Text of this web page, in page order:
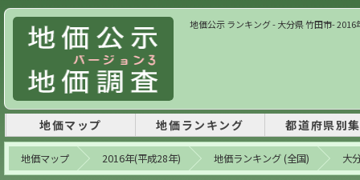
地価公示 ランキング - 大分県 竹田市-
地価マップ 地価ランキング 都道府県別
地価マップ 2016年(平成28年) 地価ランキング (全国) 大